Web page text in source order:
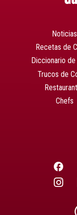
Noticias
Recetas de
Diccionario
Trucos de
Chefs